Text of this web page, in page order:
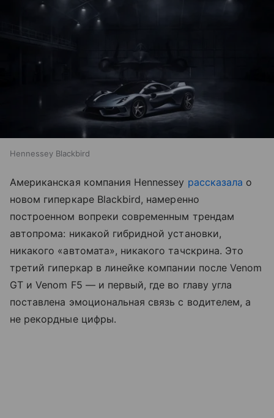
Hennessey Blackbird
Американская компания Hennessey рассказала о
новом гиперкаре Blackbird, намеренно
построенном вопреки современным трендам
автопрома: никакой гибридной установки,
никакого «автомата», никакого тачскрина. Это
третий гиперкар в линейке компании после Venom
GT и Venom F5 — и первый, где во главу угла
поставлена эмоциональная связь с водителем, а
не рекордные цифры.